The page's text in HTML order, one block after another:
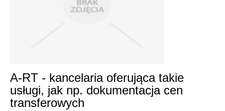
A-RT - kancelaria oferująca takie
usługi, jak np. dokumentacja cen
transferowych